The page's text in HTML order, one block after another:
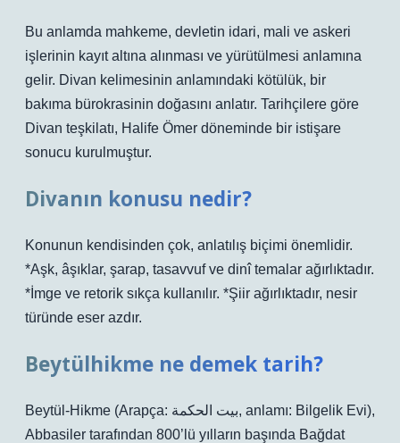
Bu anlamda mahkeme, devletin idari, mali ve askeri
işlerinin kayıt altına alınması ve yürütülmesi anlamına
gelir. Divan kelimesinin anlamındaki kötülük, bir
bakıma bürokrasinin doğasını anlatır. Tarihçilere göre
Divan teşkilatı, Halife Ömer döneminde bir istişare
sonucu kurulmuştur.
Divanın konusu nedir?
Konunun kendisinden çok, anlatılış biçimi önemlidir.
*Aşk, âşıklar, şarap, tasavvuf ve dinî temalar ağırlıktadır.
*İmge ve retorik sıkça kullanılır. *Şiir ağırlıktadır, nesir
türünde eser azdır.
Beytülhikme ne demek tarih?
Beytül-Hikme (Arapça: بيت الحكمة, anlamı: Bilgelik Evi),
Abbasiler tarafından 800’lü yılların başında Bağdat